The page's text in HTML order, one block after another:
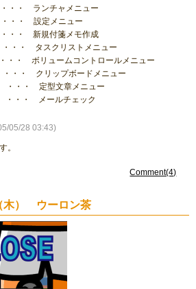
・・ ランチャメニュー
・・ 設定メニュー
・・ 新規付箋メモ作成
・・ タスクリストメニュー
・・ ボリュームコントロールメニュー
・・ クリップボードメニュー
・・・ 定型文章メニュー
・・・ メールチェック
05/28 03:43)
。
Comment(4)
木） ウーロン茶